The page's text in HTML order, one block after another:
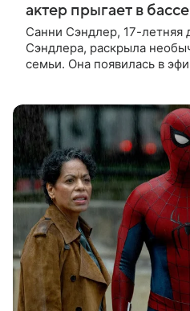
актер прыгает в
Санни Сэндлер, 17-летняя
Сэндлера, раскрыла
семьи. Она появилась в